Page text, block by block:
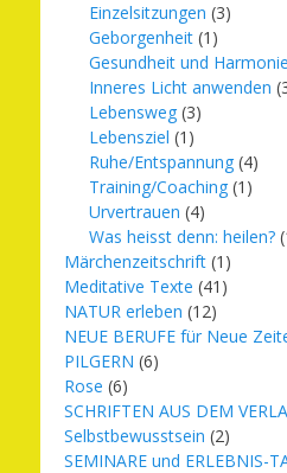
Einzelsitzungen (3)
Geborgenheit (1)
Gesundheit und Harmonie
Inneres Licht anwenden
Lebensweg (3)
Lebensziel (1)
Ruhe/Entspannung (4)
Training/Coaching (1)
Urvertrauen (4)
Was heisst denn: heilen?
Märchenzeitschrift (1)
Meditative Texte (41)
NATUR erleben (12)
NEUE BERUFE für Neue
PILGERN (6)
Rose (6)
SCHRIFTEN AUS DEM
Selbstbewusstsein (2)
SEMINARE und ERLEBNIS-